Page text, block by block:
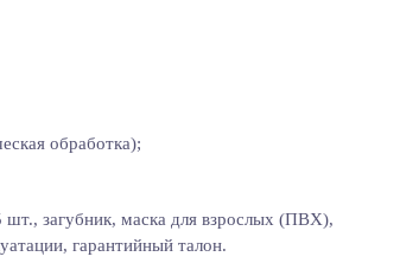
обработка);
шт., загубник, маска для взрослых (ПВХ),
гарантийный талон.